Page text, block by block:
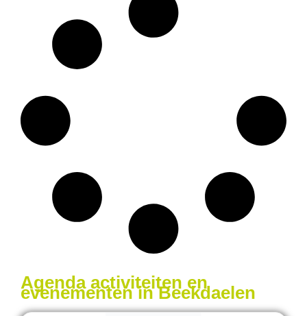
Agenda activiteiten en
evenementen in Beekdaelen